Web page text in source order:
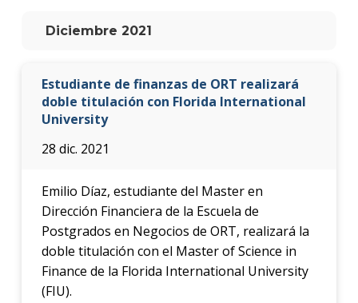
Diciembre 2021
Estudiante de finanzas de ORT realizará
doble titulación con Florida International
University
28 dic. 2021
Emilio Díaz, estudiante del Master en
Dirección Financiera de la Escuela de
Postgrados en Negocios de ORT, realizará la
doble titulación con el Master of Science in
Finance de la Florida International University
(FIU).